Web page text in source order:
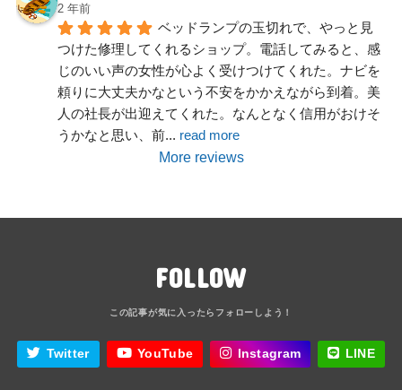
2 年前
ベッドランプの玉切れで、やっと見
つけた修理してくれるショップ。電話してみると、感
じのいい声の女性が心よく受けつけてくれた。ナビを
頼りに大丈夫かなという不安をかかえながら到着。美
人の社長が出迎えてくれた。なんとなく信用がおけそ
うかなと思い、前... read more
More reviews
FOLLOW
Twitter YouTube Instagram LINE